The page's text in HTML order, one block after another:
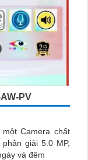
PV
một Camera chất
và đêm